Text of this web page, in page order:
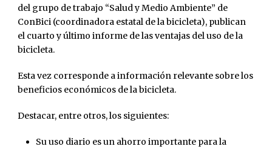
del grupo de trabajo “Salud y Medio Ambiente” de
ConBici (coordinadora estatal de la bicicleta), publican
el cuarto y último informe de las ventajas del uso de la
bicicleta.
Esta vez corresponde a información relevante sobre los
beneficios económicos de la bicicleta.
Destacar, entre otros, los siguientes:
Su uso diario es un ahorro importante para la